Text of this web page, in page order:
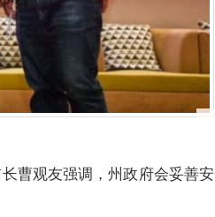
曹观友强调，州政府会妥善安